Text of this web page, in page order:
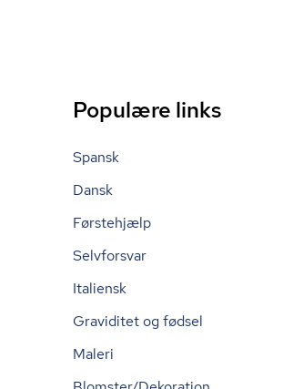
Populære links
Spansk
Dansk
Førstehjælp
Selvforsvar
Italiensk
Graviditet og fødsel
Maleri